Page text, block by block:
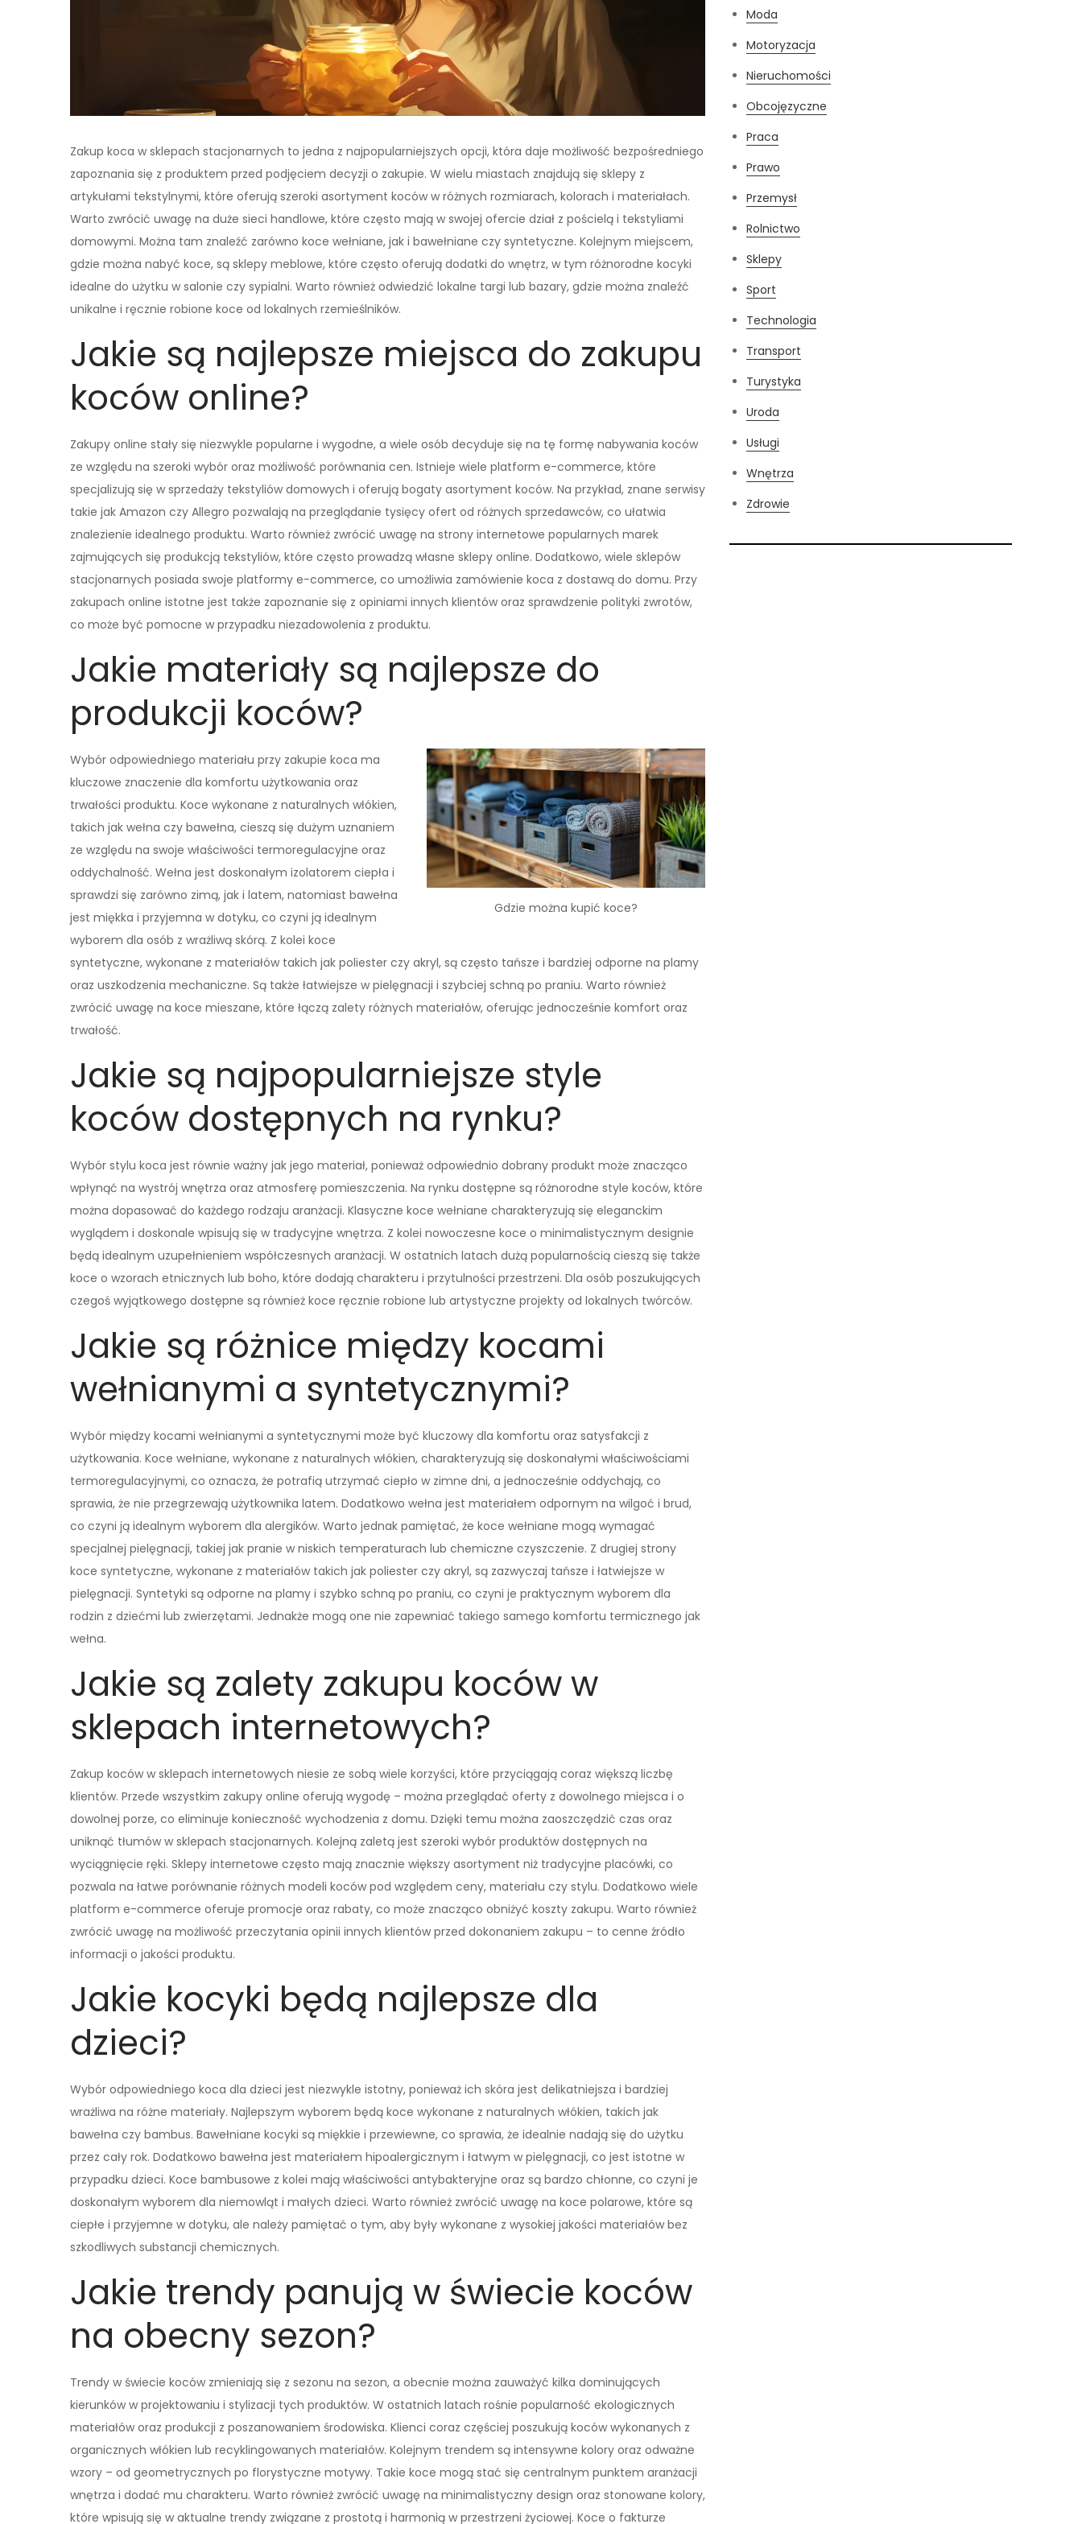
Zakup koca w sklepach stacjonarnych to jedna z najpopularniejszych opcji, która daje możliwość bezpośredniego
zapoznania się z produktem przed podjęciem decyzji o zakupie. W wielu miastach znajdują się sklepy z
artykułami tekstylnymi, które oferują szeroki asortyment koców w różnych rozmiarach, kolorach i materiałach.
Warto zwrócić uwagę na duże sieci handlowe, które często mają w swojej ofercie dział z pościelą i tekstyliami
domowymi. Można tam znaleźć zarówno koce wełniane, jak i bawełniane czy syntetyczne. Kolejnym miejscem,
gdzie można nabyć koce, są sklepy meblowe, które często oferują dodatki do wnętrz, w tym różnorodne kocyki
idealne do użytku w salonie czy sypialni. Warto również odwiedzić lokalne targi lub bazary, gdzie można znaleźć
unikalne i ręcznie robione koce od lokalnych rzemieślników.
Jakie są najlepsze miejsca do zakupu
koców online?
Zakupy online stały się niezwykle popularne i wygodne, a wiele osób decyduje się na tę formę nabywania koców
ze względu na szeroki wybór oraz możliwość porównania cen. Istnieje wiele platform e-commerce, które
specjalizują się w sprzedaży tekstyliów domowych i oferują bogaty asortyment koców. Na przykład, znane serwisy
takie jak Amazon czy Allegro pozwalają na przeglądanie tysięcy ofert od różnych sprzedawców, co ułatwia
znalezienie idealnego produktu. Warto również zwrócić uwagę na strony internetowe popularnych marek
zajmujących się produkcją tekstyliów, które często prowadzą własne sklepy online. Dodatkowo, wiele sklepów
stacjonarnych posiada swoje platformy e-commerce, co umożliwia zamówienie koca z dostawą do domu. Przy
zakupach online istotne jest także zapoznanie się z opiniami innych klientów oraz sprawdzenie polityki zwrotów,
co może być pomocne w przypadku niezadowolenia z produktu.
Jakie materiały są najlepsze do
produkcji koców?
Gdzie można kupić koce?
Wybór odpowiedniego materiału przy zakupie koca ma
kluczowe znaczenie dla komfortu użytkowania oraz
trwałości produktu. Koce wykonane z naturalnych włókien,
takich jak wełna czy bawełna, cieszą się dużym uznaniem
ze względu na swoje właściwości termoregulacyjne oraz
oddychalność. Wełna jest doskonałym izolatorem ciepła i
sprawdzi się zarówno zimą, jak i latem, natomiast bawełna
jest miękka i przyjemna w dotyku, co czyni ją idealnym
wyborem dla osób z wrażliwą skórą. Z kolei koce
syntetyczne, wykonane z materiałów takich jak poliester czy akryl, są często tańsze i bardziej odporne na plamy
oraz uszkodzenia mechaniczne. Są także łatwiejsze w pielęgnacji i szybciej schną po praniu. Warto również
zwrócić uwagę na koce mieszane, które łączą zalety różnych materiałów, oferując jednocześnie komfort oraz
trwałość.
Jakie są najpopularniejsze style
koców dostępnych na rynku?
Wybór stylu koca jest równie ważny jak jego materiał, ponieważ odpowiednio dobrany produkt może znacząco
wpłynąć na wystrój wnętrza oraz atmosferę pomieszczenia. Na rynku dostępne są różnorodne style koców, które
można dopasować do każdego rodzaju aranżacji. Klasyczne koce wełniane charakteryzują się eleganckim
wyglądem i doskonale wpisują się w tradycyjne wnętrza. Z kolei nowoczesne koce o minimalistycznym designie
będą idealnym uzupełnieniem współczesnych aranżacji. W ostatnich latach dużą popularnością cieszą się także
koce o wzorach etnicznych lub boho, które dodają charakteru i przytulności przestrzeni. Dla osób poszukujących
czegoś wyjątkowego dostępne są również koce ręcznie robione lub artystyczne projekty od lokalnych twórców.
Jakie są różnice między kocami
wełnianymi a syntetycznymi?
Wybór między kocami wełnianymi a syntetycznymi może być kluczowy dla komfortu oraz satysfakcji z
użytkowania. Koce wełniane, wykonane z naturalnych włókien, charakteryzują się doskonałymi właściwościami
termoregulacyjnymi, co oznacza, że potrafią utrzymać ciepło w zimne dni, a jednocześnie oddychają, co
sprawia, że nie przegrzewają użytkownika latem. Dodatkowo wełna jest materiałem odpornym na wilgoć i brud,
co czyni ją idealnym wyborem dla alergików. Warto jednak pamiętać, że koce wełniane mogą wymagać
specjalnej pielęgnacji, takiej jak pranie w niskich temperaturach lub chemiczne czyszczenie. Z drugiej strony
koce syntetyczne, wykonane z materiałów takich jak poliester czy akryl, są zazwyczaj tańsze i łatwiejsze w
pielęgnacji. Syntetyki są odporne na plamy i szybko schną po praniu, co czyni je praktycznym wyborem dla
rodzin z dziećmi lub zwierzętami. Jednakże mogą one nie zapewniać takiego samego komfortu termicznego jak
wełna.
Jakie są zalety zakupu koców w
sklepach internetowych?
Zakup koców w sklepach internetowych niesie ze sobą wiele korzyści, które przyciągają coraz większą liczbę
klientów. Przede wszystkim zakupy online oferują wygodę – można przeglądać oferty z dowolnego miejsca i o
dowolnej porze, co eliminuje konieczność wychodzenia z domu. Dzięki temu można zaoszczędzić czas oraz
uniknąć tłumów w sklepach stacjonarnych. Kolejną zaletą jest szeroki wybór produktów dostępnych na
wyciągnięcie ręki. Sklepy internetowe często mają znacznie większy asortyment niż tradycyjne placówki, co
pozwala na łatwe porównanie różnych modeli koców pod względem ceny, materiału czy stylu. Dodatkowo wiele
platform e-commerce oferuje promocje oraz rabaty, co może znacząco obniżyć koszty zakupu. Warto również
zwrócić uwagę na możliwość przeczytania opinii innych klientów przed dokonaniem zakupu – to cenne źródło
informacji o jakości produktu.
Jakie kocyki będą najlepsze dla
dzieci?
Wybór odpowiedniego koca dla dzieci jest niezwykle istotny, ponieważ ich skóra jest delikatniejsza i bardziej
wrażliwa na różne materiały. Najlepszym wyborem będą koce wykonane z naturalnych włókien, takich jak
bawełna czy bambus. Bawełniane kocyki są miękkie i przewiewne, co sprawia, że idealnie nadają się do użytku
przez cały rok. Dodatkowo bawełna jest materiałem hipoalergicznym i łatwym w pielęgnacji, co jest istotne w
przypadku dzieci. Koce bambusowe z kolei mają właściwości antybakteryjne oraz są bardzo chłonne, co czyni je
doskonałym wyborem dla niemowląt i małych dzieci. Warto również zwrócić uwagę na koce polarowe, które są
ciepłe i przyjemne w dotyku, ale należy pamiętać o tym, aby były wykonane z wysokiej jakości materiałów bez
szkodliwych substancji chemicznych.
Jakie trendy panują w świecie koców
na obecny sezon?
Trendy w świecie koców zmieniają się z sezonu na sezon, a obecnie można zauważyć kilka dominujących
kierunków w projektowaniu i stylizacji tych produktów. W ostatnich latach rośnie popularność ekologicznych
materiałów oraz produkcji z poszanowaniem środowiska. Klienci coraz częściej poszukują koców wykonanych z
organicznych włókien lub recyklingowanych materiałów. Kolejnym trendem są intensywne kolory oraz odważne
wzory – od geometrycznych po florystyczne motywy. Takie koce mogą stać się centralnym punktem aranżacji
wnętrza i dodać mu charakteru. Warto również zwrócić uwagę na minimalistyczny design oraz stonowane kolory,
które wpisują się w aktualne trendy związane z prostotą i harmonią w przestrzeni życiowej. Koce o fakturze
Moda
Motoryzacja
Nieruchomości
Obcojęzyczne
Praca
Prawo
Przemysł
Rolnictwo
Sklepy
Sport
Technologia
Transport
Turystyka
Uroda
Usługi
Wnętrza
Zdrowie